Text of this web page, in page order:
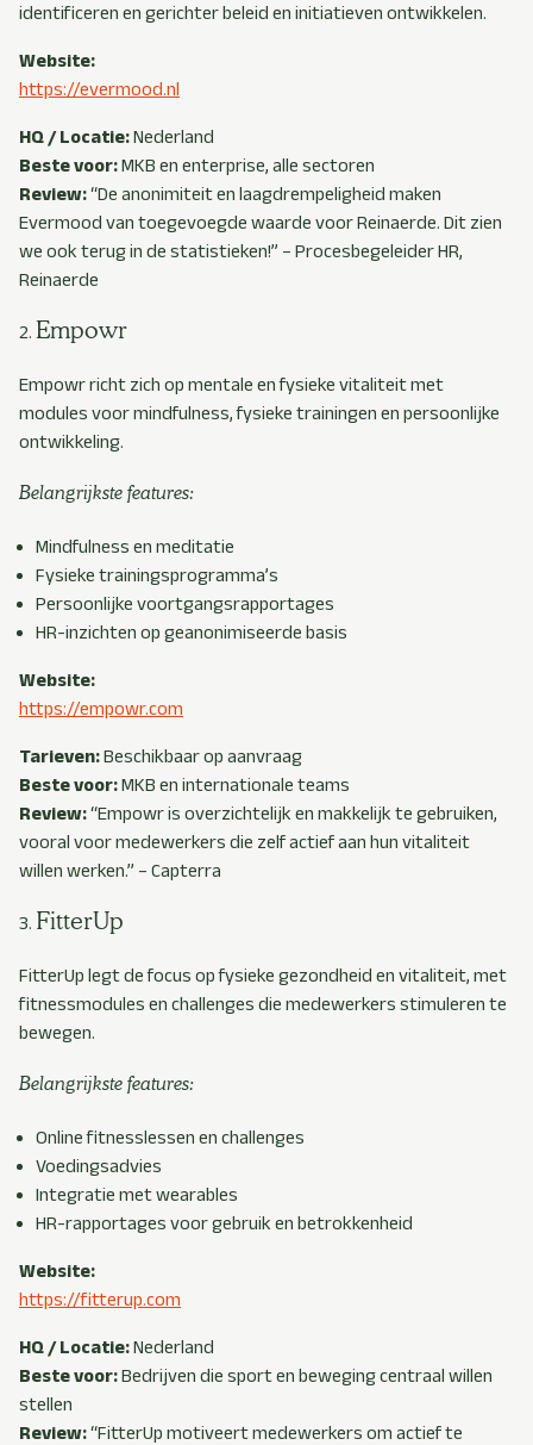
identificeren en gerichter beleid en initiatieven ontwikkelen.
Website:
https://evermood.nl
HQ / Locatie:Nederland
Beste voor:MKB en enterprise, alle sectoren
Review:“De anonimiteit en laagdrempeligheid maken
Evermood van toegevoegde waarde voor Reinaerde. Dit zien
we ook terug in de statistieken!” – Procesbegeleider HR,
Reinaerde
Empowr
Empowr richt zich op mentale en fysieke vitaliteit met
modules voor mindfulness, fysieke trainingen en persoonlijke
ontwikkeling.
Belangrijkste features:
Mindfulness en meditatie
Fysieke trainingsprogramma’s
Persoonlijke voortgangsrapportages
HR-inzichten op geanonimiseerde basis
Website:
https://empowr.com
Tarieven:Beschikbaar op aanvraag
Beste voor:MKB en internationale teams
Review:“Empowr is overzichtelijk en makkelijk te gebruiken,
vooral voor medewerkers die zelf actief aan hun vitaliteit
willen werken.” – Capterra
FitterUp
FitterUp legt de focus op fysieke gezondheid en vitaliteit, met
fitnessmodules en challenges die medewerkers stimuleren te
bewegen.
Belangrijkste features:
Online fitnesslessen en challenges
Voedingsadvies
Integratie met wearables
HR-rapportages voor gebruik en betrokkenheid
Website:
https://fitterup.com
HQ / Locatie:Nederland
Beste voor:Bedrijven die sport en beweging centraal willen
stellen
Review:“FitterUp motiveert medewerkers om actief te